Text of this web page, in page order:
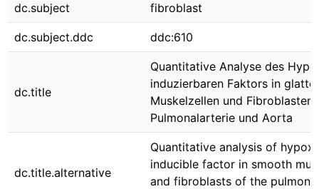
dc.subject fibroblast
dc.subject.ddc ddc:610
dc.title
Quantitative Analyse des
induzierbaren Faktors in
Muskelzellen und Fibroblasten
Pulmonalarterie und Aorta
dc.title.alternative
Quantitative analysis of
inducible factor in smooth
and fibroblasts of the